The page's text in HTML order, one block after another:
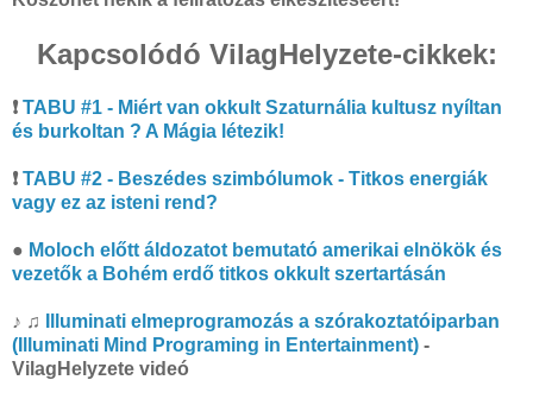
Kapcsolódó VilagHelyzete-cikkek:
❗ TABU #1 - Miért van okkult Szaturnália kultusz nyíltan
és burkoltan ? A Mágia létezik!
❗ TABU #2 - Beszédes szimbólumok - Titkos energiák
vagy ez az isteni rend?
● Moloch előtt áldozatot bemutató amerikai elnökök és
vezetők a Bohém erdő titkos okkult szertartásán
♪ ♫
Illuminati elmeprogramozás a szórakoztatóiparban
(Illuminati Mind Programing in Entertainment) -
VilagHelyzete videó